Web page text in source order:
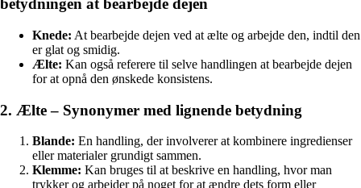
betydningen at bearbejde dejen
Knede: At bearbejde dejen ved at ælte og arbejde den, indtil den
er glat og smidig.
Ælte: Kan også referere til selve handlingen at bearbejde dejen
for at opnå den ønskede konsistens.
2. Ælte – Synonymer med lignende betydning
Blande: En handling, der involverer at kombinere ingredienser
eller materialer grundigt sammen.
Klemme: Kan bruges til at beskrive en handling, hvor man
trykker og arbejder på noget for at ændre dets form eller